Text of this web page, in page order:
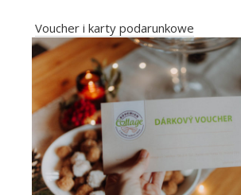
Voucher i karty podarunkowe